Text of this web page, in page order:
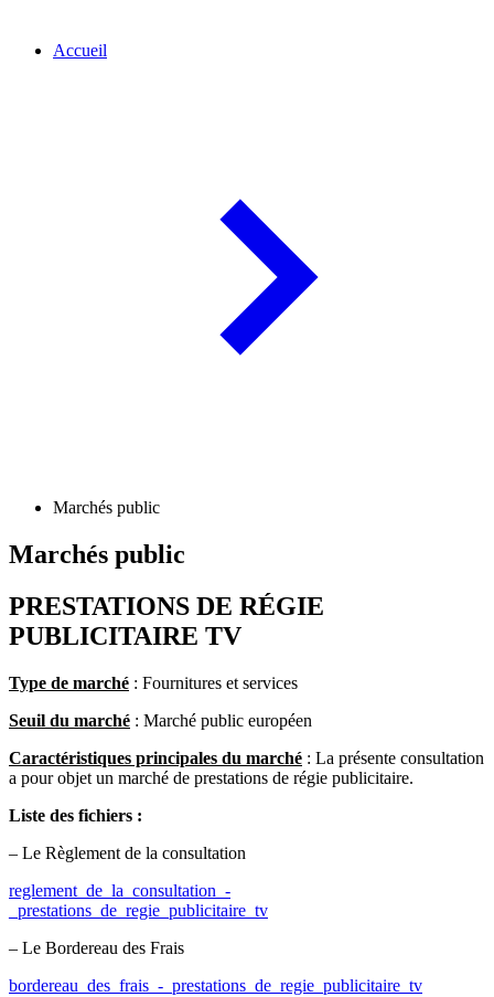
Accueil
Marchés public
Marchés public
PRESTATIONS DE RÉGIE
PUBLICITAIRE TV
Type de marché : Fournitures et services
Seuil du marché : Marché public européen
Caractéristiques principales du marché : La présente consultation
a pour objet un marché de prestations de régie publicitaire.
Liste des fichiers :
– Le Règlement de la consultation
reglement_de_la_consultation_-
_prestations_de_regie_publicitaire_tv
– Le Bordereau des Frais
bordereau_des_frais_-_prestations_de_regie_publicitaire_tv